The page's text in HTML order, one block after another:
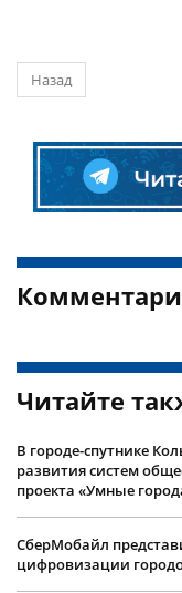
Назад
Читайте
В городе-спутнике
развития систем
проекта «Умные
СберМобайл
цифровизации